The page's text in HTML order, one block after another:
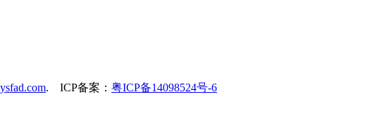
ysfad.com. ICP备案： 粤ICP备14098524号-6